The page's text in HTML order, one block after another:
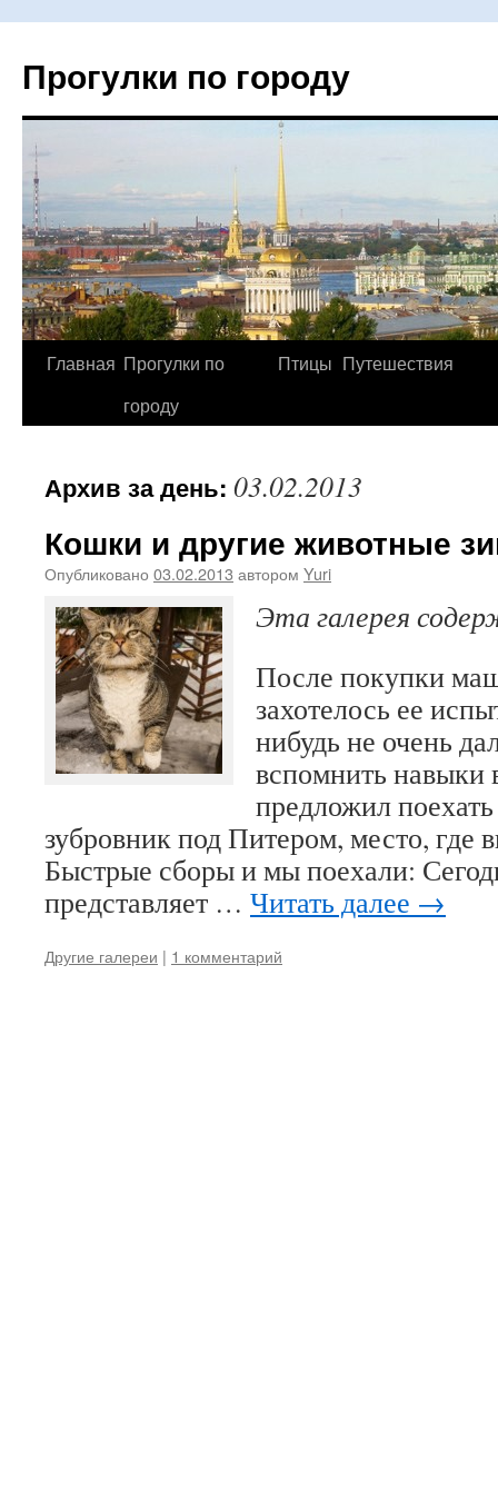
Прогулки по городу
Перейти
Главная Прогулки по
городу
Птицы Путешествия
Архив за день: 03.02.2013
Кошки и другие животные
Опубликовано 03.02.2013 автором Yuri
Эта галерея
После покупки
захотелось ее
нибудь не очень
вспомнить навыки
предложил
зубровник под Питером, место, где
Быстрые сборы и мы поехали:
представляет … Читать далее →
Другие галереи | 1 комментарий